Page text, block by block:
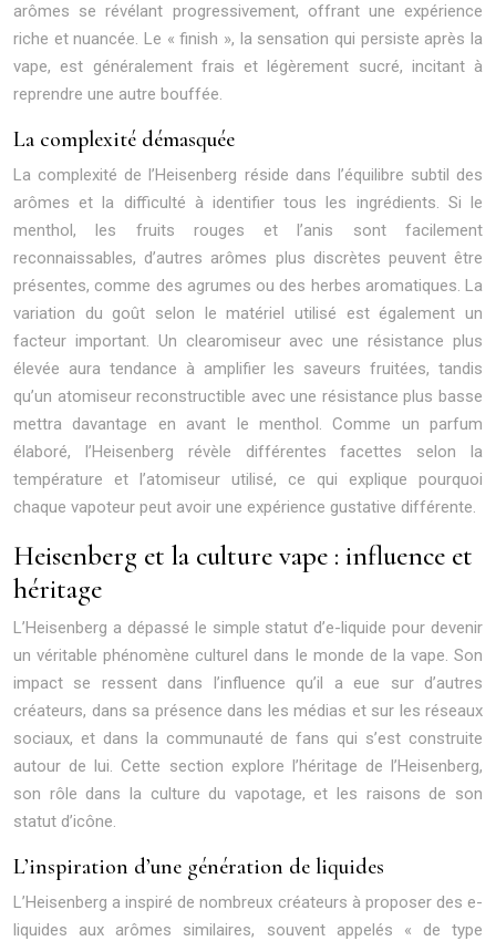
arômes se révélant progressivement, offrant une expérience
riche et nuancée. Le « finish », la sensation qui persiste après la
vape, est généralement frais et légèrement sucré, incitant à
reprendre une autre bouffée.
La complexité démasquée
La complexité de l’Heisenberg réside dans l’équilibre subtil des
arômes et la difficulté à identifier tous les ingrédients. Si le
menthol, les fruits rouges et l’anis sont facilement
reconnaissables, d’autres arômes plus discrètes peuvent être
présentes, comme des agrumes ou des herbes aromatiques. La
variation du goût selon le matériel utilisé est également un
facteur important. Un clearomiseur avec une résistance plus
élevée aura tendance à amplifier les saveurs fruitées, tandis
qu’un atomiseur reconstructible avec une résistance plus basse
mettra davantage en avant le menthol. Comme un parfum
élaboré, l’Heisenberg révèle différentes facettes selon la
température et l’atomiseur utilisé, ce qui explique pourquoi
chaque vapoteur peut avoir une expérience gustative différente.
Heisenberg et la culture vape : influence et
héritage
L’Heisenberg a dépassé le simple statut d’e-liquide pour devenir
un véritable phénomène culturel dans le monde de la vape. Son
impact se ressent dans l’influence qu’il a eue sur d’autres
créateurs, dans sa présence dans les médias et sur les réseaux
sociaux, et dans la communauté de fans qui s’est construite
autour de lui. Cette section explore l’héritage de l’Heisenberg,
son rôle dans la culture du vapotage, et les raisons de son
statut d’icône.
L’inspiration d’une génération de liquides
L’Heisenberg a inspiré de nombreux créateurs à proposer des e-
liquides aux arômes similaires, souvent appelés « de type